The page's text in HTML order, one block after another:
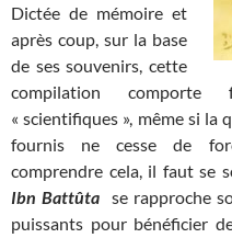
Dictée de mémoire et
après coup, sur la base
de ses souvenirs, cette
compilation comporte
« scientifiques », même si la
fournis ne cesse de
comprendre cela, il faut se
Ibn Battûta se rapproche
puissants pour bénéficier